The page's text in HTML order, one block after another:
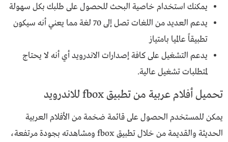
يمكنك استخدام خاصية البحث للحصول على طلبك بكل سهولة
يدعم العديد من اللغات تصل إلى 70 لغة مما يعني أنه سيكون
تطبيقاً عالميا بامتياز
يدعم التشغيل على كافة إصدارات الاندرويد أي أنه لا يحتاج
لمتطلبات تشغيل عالية.
تحميل أفلام عربية من تطبيق fbox للاندرويد
يمكن للمستخدم الحصول على قائمة ضخمة من الأفلام العربية
الحديثة والقديمة من خلال تطبيق fbox ومشاهدته بجودة مرتفعة،